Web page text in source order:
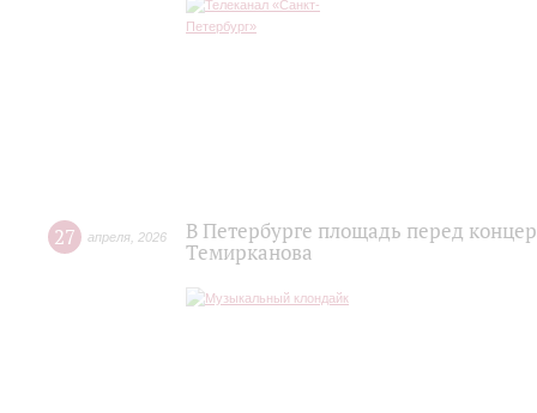
27 апреля 2026
В Петербурге площадь перед
Темирканова